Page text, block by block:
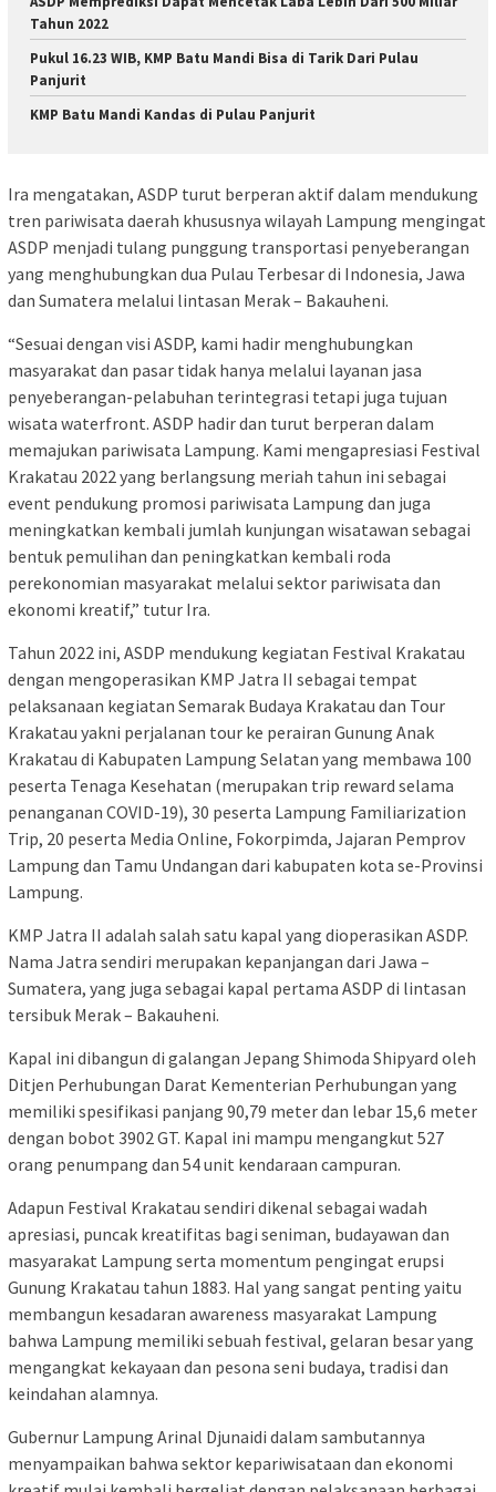
Tahun 2022
Pukul 16.23 WIB, KMP Batu Mandi Bisa di Tarik Dari Pulau
Panjurit
KMP Batu Mandi Kandas di Pulau Panjurit
Ira mengatakan, ASDP turut berperan aktif dalam mendukung
tren pariwisata daerah khususnya wilayah Lampung mengingat
ASDP menjadi tulang punggung transportasi penyeberangan
yang menghubungkan dua Pulau Terbesar di Indonesia, Jawa
dan Sumatera melalui lintasan Merak – Bakauheni.
“Sesuai dengan visi ASDP, kami hadir menghubungkan
masyarakat dan pasar tidak hanya melalui layanan jasa
penyeberangan-pelabuhan terintegrasi tetapi juga tujuan
wisata waterfront. ASDP hadir dan turut berperan dalam
memajukan pariwisata Lampung. Kami mengapresiasi Festival
Krakatau 2022 yang berlangsung meriah tahun ini sebagai
event pendukung promosi pariwisata Lampung dan juga
meningkatkan kembali jumlah kunjungan wisatawan sebagai
bentuk pemulihan dan peningkatkan kembali roda
perekonomian masyarakat melalui sektor pariwisata dan
ekonomi kreatif,” tutur Ira.
Tahun 2022 ini, ASDP mendukung kegiatan Festival Krakatau
dengan mengoperasikan KMP Jatra II sebagai tempat
pelaksanaan kegiatan Semarak Budaya Krakatau dan Tour
Krakatau yakni perjalanan tour ke perairan Gunung Anak
Krakatau di Kabupaten Lampung Selatan yang membawa 100
peserta Tenaga Kesehatan (merupakan trip reward selama
penanganan COVID-19), 30 peserta Lampung Familiarization
Trip, 20 peserta Media Online, Fokorpimda, Jajaran Pemprov
Lampung dan Tamu Undangan dari kabupaten kota se-Provinsi
Lampung.
KMP Jatra II adalah salah satu kapal yang dioperasikan ASDP.
Nama Jatra sendiri merupakan kepanjangan dari Jawa –
Sumatera, yang juga sebagai kapal pertama ASDP di lintasan
tersibuk Merak – Bakauheni.
Kapal ini dibangun di galangan Jepang Shimoda Shipyard oleh
Ditjen Perhubungan Darat Kementerian Perhubungan yang
memiliki spesifikasi panjang 90,79 meter dan lebar 15,6 meter
dengan bobot 3902 GT. Kapal ini mampu mengangkut 527
orang penumpang dan 54 unit kendaraan campuran.
Adapun Festival Krakatau sendiri dikenal sebagai wadah
apresiasi, puncak kreatifitas bagi seniman, budayawan dan
masyarakat Lampung serta momentum pengingat erupsi
Gunung Krakatau tahun 1883. Hal yang sangat penting yaitu
membangun kesadaran awareness masyarakat Lampung
bahwa Lampung memiliki sebuah festival, gelaran besar yang
mengangkat kekayaan dan pesona seni budaya, tradisi dan
keindahan alamnya.
Gubernur Lampung Arinal Djunaidi dalam sambutannya
menyampaikan bahwa sektor kepariwisataan dan ekonomi